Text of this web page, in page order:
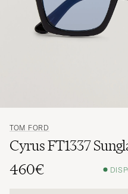
TOM FORD
Cyrus FT1337
460€